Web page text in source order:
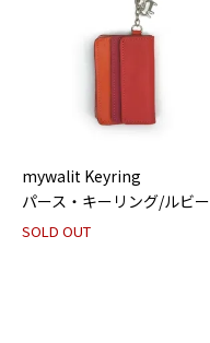
mywalit Keyring
パース・キーリング/ルビー
SOLD OUT